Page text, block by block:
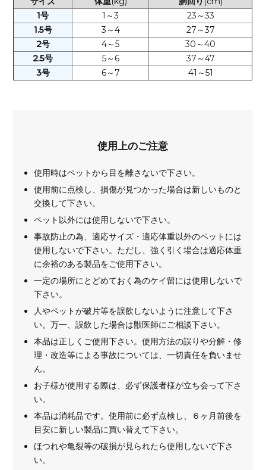
1号
1～3
23～33
1.5号
3～4
27～37
2号
4～5
30～40
2.5号
5～6
37～47
3号
6～7 41～51
使用上のご注意
使用時はペットから目を離さないで下さい。
使用前に点検し、損傷が見つかった場合は新しいものと
交換して下さい。
ペット以外には使用しないで下さい。
事故防止の為、適応サイズ・適応体重以外のペットには
使用しないで下さい。ただし、強く引く場合は適応体重
に余裕のある製品をご使用下さい。
一定の場所にとどめておく為のケイ留には使用しないで
下さい。
人やペットが破片等を誤飲しないように注意して下さ
い。万一、誤飲した場合は獣医師にご相談下さい。
本品は正しくご使用下さい。使用方法の誤りや分解・修
理・改造等による事故については、一切責任を負いませ
ん。
お子様が使用する際は、必ず保護者様が立ち会って下さ
い。
本品は消耗品です。使用前に必ず点検し、６ヶ月前後を
目安に新しい製品に買い替えて下さい。
ほつれや亀裂等の破損が見られたら使用しないで下さ
い。